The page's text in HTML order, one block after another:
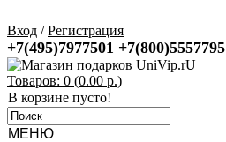
Вход /Регистрация
+7(495)7977501 +7(800)5557795
Товаров: 0 (0.00 р.)
В корзине пусто!
МЕНЮ